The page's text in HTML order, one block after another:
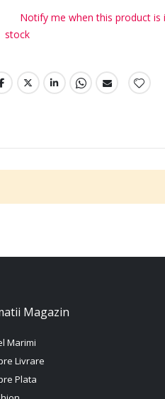
Notify me when this product is
stock
Magazin
Marimi
Livrare
Plata